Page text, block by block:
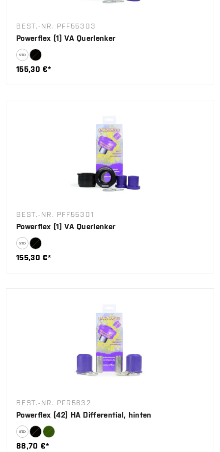
BEST.-NR. PFF55303
Powerflex (1) VA Querlenker
155,30 €*
BEST.-NR. PFF55301
Powerflex (1) VA Querlenker
155,30 €*
BEST.-NR. PFR5632
Powerflex (42) HA Differential, hinten
88,70 €*